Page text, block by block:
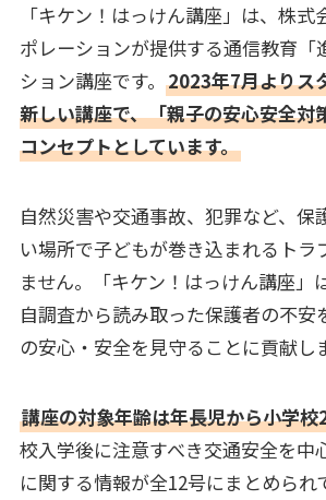
「キケン！はっけん講座」は、株
ポレーションが提供する通信教育「
ション講座です。 2023年7月よりス
新しい講座で、「親子の安心安全対
コンセプトとしています。
自然災害や交通事故、犯罪など、保
い場所で子どもが巻き込まれるトラ
ません。「キケン！はっけん講座」
自調査から読み取った保護者の不安
の安心・安全を見守ることに貢献し
講座の対象年齢は年長児から小学校
校入学後に注意すべき交通安全を中
に関する情報が全12号にまとめられ